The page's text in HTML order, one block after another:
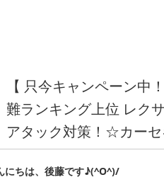
【 只今キャンペーン
難ランキング上位 レク
アタック対策！☆カー
にちは、後藤です♪(^O^)/